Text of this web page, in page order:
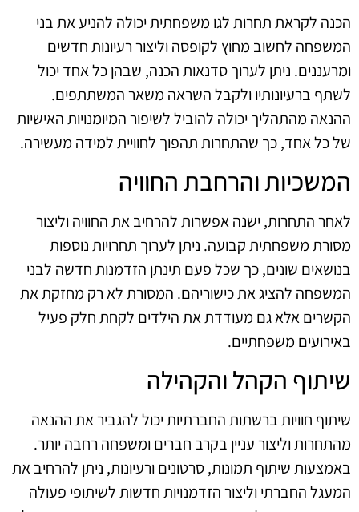
הכנה לקראת תחרות לגו משפחתית יכולה להניע את בני
המשפחה לחשוב מחוץ לקופסה וליצור רעיונות חדשים
ומרעננים. ניתן לערוך סדנאות הכנה, שבהן כל אחד יכול
לשתף ברעיונותיו ולקבל השראה משאר המשתתפים.
ההנאה מהתהליך יכולה להוביל לשיפור המיומנויות האישיות
של כל אחד, כך שהתחרות תהפוך לחוויית למידה מעשירה.
המשכיות והרחבת החוויה
לאחר התחרות, ישנה אפשרות להרחיב את החוויה וליצור
מסורת משפחתית קבועה. ניתן לערוך תחרויות נוספות
בנושאים שונים, כך שכל פעם תינתן הזדמנות חדשה לבני
המשפחה להציג את כישוריהם. המסורת לא רק מחזקת את
הקשרים אלא גם מעודדת את הילדים לקחת חלק פעיל
באירועים משפחתיים.
שיתוף הקהל והקהילה
שיתוף חוויות ברשתות החברתיות יכול להגביר את ההנאה
מהתחרות וליצור עניין בקרב חברים ומשפחה רחבה יותר.
באמצעות שיתוף תמונות, סרטונים ורעיונות, ניתן להרחיב את
המעגל החברתי וליצור הזדמנויות חדשות לשיתופי פעולה